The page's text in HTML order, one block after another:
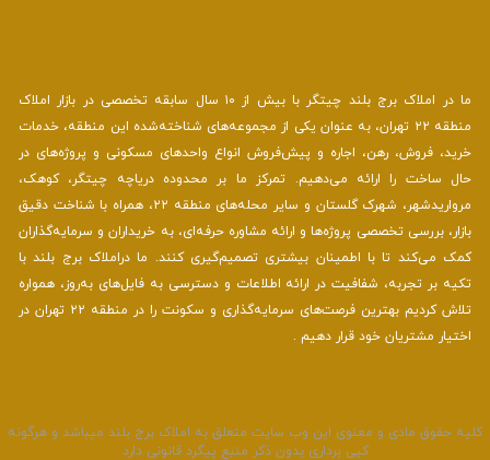
ما در املاک برج بلند چیتگر با بیش از ۱۰ سال سابقه تخصصی در بازار املاک
منطقه ۲۲ تهران، به عنوان یکی از مجموعه‌های شناخته‌شده این منطقه، خدمات
خرید، فروش، رهن، اجاره و پیش‌فروش انواع واحدهای مسکونی و پروژه‌های در
حال ساخت را ارائه می‌دهیم. تمرکز ما بر محدوده دریاچه چیتگر، کوهک،
مرواریدشهر، شهرک گلستان و سایر محله‌های منطقه ۲۲، همراه با شناخت دقیق
بازار، بررسی تخصصی پروژه‌ها و ارائه مشاوره حرفه‌ای، به خریداران و سرمایه‌گذاران
کمک می‌کند تا با اطمینان بیشتری تصمیم‌گیری کنند. ما دراملاک برج بلند با
تکیه بر تجربه، شفافیت در ارائه اطلاعات و دسترسی به فایل‌های به‌روز، همواره
تلاش کردیم بهترین فرصت‌های سرمایه‌گذاری و سکونت را در منطقه ۲۲ تهران در
اختیار مشتریان خود قرار دهیم .
حقوق مادی و معنوی این وب سایت متعلق به املاک برج بلند میباشد و هرگونه
کپی برداری بدون ذکر منبع پیگرد قانونی دارد